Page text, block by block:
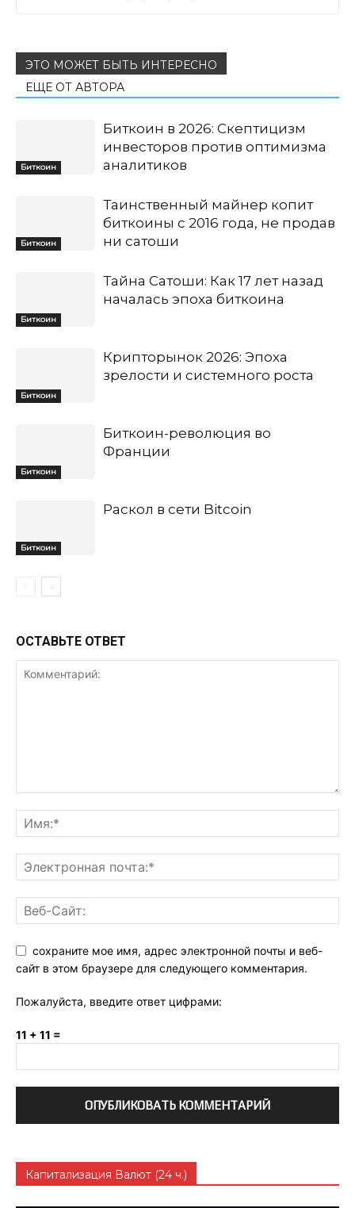
ЭТО МОЖЕТ БЫТЬ ИНТЕРЕСНО
ЕЩЕ ОТ АВТОРА
Биткоин
Биткоин в 2026: Скептицизм
инвесторов против оптимизма
аналитиков
Биткоин
Таинственный майнер копит
биткоины с 2016 года, не продав
ни сатоши
Биткоин
Тайна Сатоши: Как 17 лет назад
началась эпоха биткоина
Биткоин
Крипторынок 2026: Эпоха
зрелости и системного роста
Биткоин
Биткоин-революция во
Франции
Биткоин
Раскол в сети Bitcoin
ОСТАВЬТЕ ОТВЕТ
сохраните мое имя, адрес электронной почты и веб-
сайт в этом браузере для следующего комментария.
Пожалуйста, введите ответ цифрами:
11 + 11 =
Капитализация Валют (24 ч.)